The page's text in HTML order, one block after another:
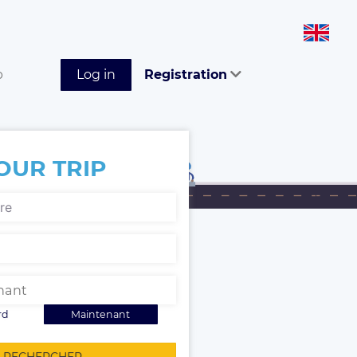
Log in Registration
TRIP
Maintenant